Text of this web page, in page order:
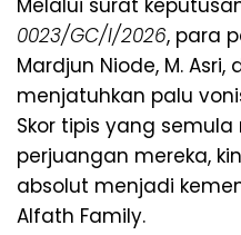
​Melalui surat
0023/GC/I/2026, para
Mardjun Niode, M.
menjatuhkan palu
Skor tipis yang
perjuangan mereka,
absolut menjadi
Alfath Family.